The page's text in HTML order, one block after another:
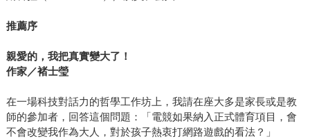
推薦序
親愛的，我把真實變大了！
作家／褚士瑩
在一場科技對話力的哲學工作坊上，我請在座大多是家長或是教
師的參加者，回答這個問題：「電競如果納入正式體育項目，會
不會改變我作為大人，對於孩子熱衷打網路遊戲的看法？」